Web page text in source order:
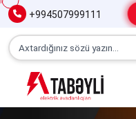
+994507999111